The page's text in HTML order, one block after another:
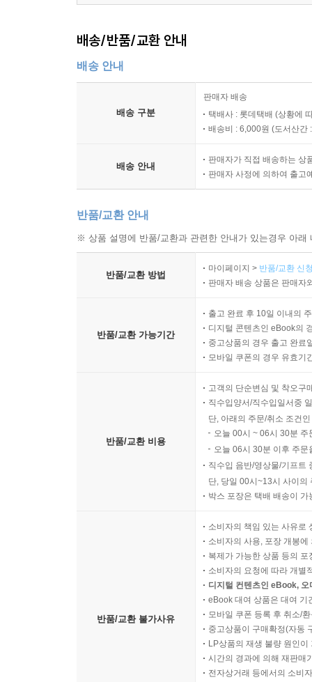
DAY 2. 어머니의 의무 _ 285
DAY 4. 어머니의 훈련 _ 309
WEEK 8.세상과의 관계: 여성의 일과 사역
DAY 2. 여성의 일 (2) _ 339
DAY 3. 여성의 사역 ( 1 ) 비전 _ 347
DAY 5. 사역에서 여성의 역할 _ 363
『마더와이즈 지혜』 편을 마친 당신을 주님의 이
『마더와이즈 지혜』 평가서 _ 374
배송/반품/교환 안내
배송 안내
배송 구분
판매자 배송
택배사 : 롯데택배 (상황에
배송비 : 6,000원 (도서산간
배송 안내
판매자가 직접 배송하는 상
판매자 사정에 의하여 출고
반품/교환 안내
※ 상품 설명에 반품/교환과 관련한 안내가 있는경우 아
반품/교환 방법
마이페이지 > 반품/교환 신
판매자 배송 상품은 판매자
반품/교환 가능기간
출고 완료 후 10일 이내의
디지털 콘텐츠인 eBook의
중고상품의 경우 출고 완료
모바일 쿠폰의 경우 유효기
반품/교환 비용
고객의 단순변심 및 착오구
직수입양서/직수입일서중
단, 아래의 주문/취소 조건
오늘 00시 ~ 06시 30분
오늘 06시 30분 이후 주
직수입 음반/영상물/기프트
단, 당일 00시~13시 사이의
박스 포장은 택배 배송이
반품/교환 불가사유
소비자의 책임 있는 사유로
소비자의 사용, 포장 개봉
복제가 가능한 상품 등의
소비자의 요청에 따라 개별
디지털 컨텐츠인 eBook,
eBook 대여 상품은 대여 기
모바일 쿠폰 등록 후 취소/
중고상품이 구매확정(자동
LP상품의 재생 불량 원인
시간의 경과에 의해 재판매
전자상거래 등에서의 소비